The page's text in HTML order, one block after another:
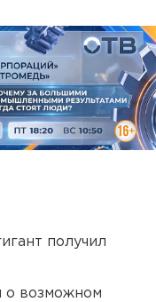
получил
о возможном